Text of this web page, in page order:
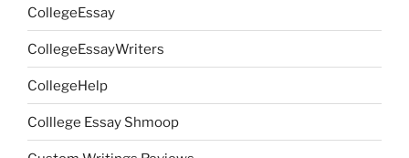
CollegeEssay
CollegeEssayWriters
CollegeHelp
Colllege Essay Shmoop